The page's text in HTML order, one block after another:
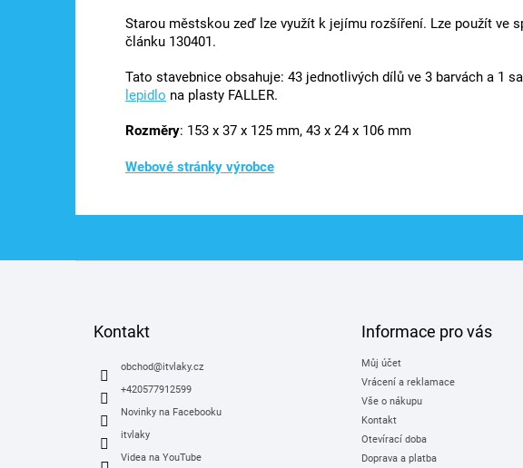
Starou městskou zeď lze využít k jejímu rozšíření. Lze použít ve
článku 130401.
Tato stavebnice obsahuje: 43 jednotlivých dílů ve 3 barvách a 1
lepidlo na plasty FALLER.
Rozměry: 153 x 37 x 125 mm, 43 x 24 x 106 mm
Webové stránky výrobce
Kontakt
obchod@itvlaky.cz
+420577912599
Novinky na Facebooku
itvlaky
Videa na YouTube
Informace pro vás
Můj účet
Vrácení a reklamace
Vše o nákupu
Kontakt
Otevírací doba
Doprava a platba